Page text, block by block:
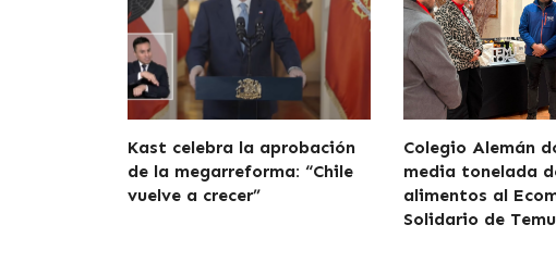
Kast celebra la aprobación
de la megarreforma: “Chile
vuelve a crecer”
Colegio Alemán
media tonelada
alimentos al
Solidario de